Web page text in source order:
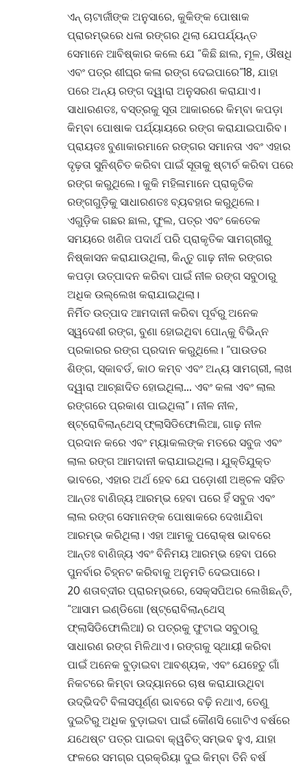
ଏନ୍ ଚାଟାର୍ଜୀଙ୍କ ଅନୁସାରେ, କୁକିଙ୍କ ପୋଷାକ
ପ୍ରାରମ୍ଭରେ ଧଳା ରଙ୍ଗର ଥିଲା ଯେପର୍ଯ୍ୟନ୍ତ
ସେମାନେ ଆବିଷ୍କାର କଲେ ଯେ “କିଛି ଛାଲ, ମୂଳ, ଔଷଧି
ଏବଂ ପତ୍ର ଶୀଘ୍ର କଳା ରଙ୍ଗ ଦେଇପାରେ”18, ଯାହା
ପରେ ଅନ୍ୟ ରଙ୍ଗ ଦ୍ୱାରା ଅନୁସରଣ କରାଯାଏ।
ସାଧାରଣତଃ, ବସ୍ତ୍ରକୁ ସୂତା ଆକାରରେ କିମ୍ବା କପଡ଼ା
କିମ୍ବା ପୋଷାକ ପର୍ଯ୍ୟାୟରେ ରଙ୍ଗ କରାଯାଇପାରିବ।
ପ୍ରାୟତଃ ବୁଣାକାରମାନେ ରଙ୍ଗର ସମାନତା ଏବଂ ଏହାର
ଦୃଢ଼ତା ସୁନିଶ୍ଚିତ କରିବା ପାଇଁ ସୂତାକୁ ଷ୍ଟାର୍ଚ କରିବା ପରେ
ରଙ୍ଗ କରୁଥିଲେ। କୁକି ମହିଳାମାନେ ପ୍ରାକୃତିକ
ରଙ୍ଗଗୁଡ଼ିକୁ ସାଧାରଣତଃ ବ୍ୟବହାର କରୁଥିଲେ।
ଏଗୁଡ଼ିକ ଗଛର ଛାଲ, ଫୁଲ, ପତ୍ର ଏବଂ କେତେକ
ସମୟରେ ଖଣିଜ ପଦାର୍ଥ ପରି ପ୍ରାକୃତିକ ସାମଗ୍ରୀରୁ
ନିଷ୍କାସନ କରାଯାଉଥିଲା, କିନ୍ତୁ ଗାଢ଼ ନୀଳ ରଙ୍ଗର
କପଡ଼ା ଉତ୍ପାଦନ କରିବା ପାଇଁ ନୀଳ ରଙ୍ଗ ସବୁଠାରୁ
ଅଧିକ ଉଲ୍ଲେଖ କରାଯାଇଥିଲା।
ନିର୍ମିତ ଉତ୍ପାଦ ଆମଦାନୀ କରିବା ପୂର୍ବରୁ ଅନେକ
ସ୍ୱଦେଶୀ ରଙ୍ଗ, ବୁଣା ହୋଇଥିବା ପୋନ୍‌କୁ ବିଭିନ୍ନ
ପ୍ରକାରର ରଙ୍ଗ ପ୍ରଦାନ କରୁଥିଲେ। “ପାଉଡର
ଶିଙ୍ଗ, ସ୍କାବର୍ଡ, କାଠ କମ୍ବ ଏବଂ ଅନ୍ୟ ସାମଗ୍ରୀ, ଲାଖ
ଦ୍ୱାରା ଆଚ୍ଛାଦିତ ହୋଇଥିଲା… ଏବଂ କଳା ଏବଂ ଲାଲ
ରଙ୍ଗରେ ପ୍ରକାଶ ପାଇଥିଲା”। ନୀଳ ନୀଳ,
ଷ୍ଟ୍ରୋବିଲାନ୍ଥେସ୍ ଫ୍ଲାସିଡିଫୋଲିଆ, ଗାଢ଼ ନୀଳ
ପ୍ରଦାନ କରେ ଏବଂ ମ୍ୟାକଲଙ୍କ ମତରେ ସବୁଜ ଏବଂ
ଲାଲ ରଙ୍ଗ ଆମଦାନୀ କରାଯାଇଥିଲା। ଯୁକ୍ତିଯୁକ୍ତ
ଭାବରେ, ଏହାର ଅର୍ଥ ହେବ ଯେ ପଡ଼ୋଶୀ ଅଞ୍ଚଳ ସହିତ
ଆନ୍ତଃ ବାଣିଜ୍ୟ ଆରମ୍ଭ ହେବା ପରେ ହିଁ ସବୁଜ ଏବଂ
ଲାଲ ରଙ୍ଗ ସେମାନଙ୍କ ପୋଷାକରେ ଦେଖାଯିବା
ଆରମ୍ଭ କରିଥିଲା। ଏହା ଆମକୁ ପରୋକ୍ଷ ଭାବରେ
ଆନ୍ତଃ ବାଣିଜ୍ୟ ଏବଂ ବିନିମୟ ଆରମ୍ଭ ହେବା ପରେ
ପୁନର୍ବାର ଚିହ୍ନଟ କରିବାକୁ ଅନୁମତି ଦେଇପାରେ।
20 ଶତାବ୍ଦୀର ପ୍ରାରମ୍ଭରେ, ସେକ୍ସପିଅର ଲେଖିଛନ୍ତି,
“ଆସାମ ଇଣ୍ଡିଗୋ (ଷ୍ଟ୍ରୋବିଲାନ୍ଥେସ୍
ଫ୍ଲାସିଡିଫୋଲିଆ) ର ପତ୍ରକୁ ଫୁଟାଇ ସବୁଠାରୁ
ସାଧାରଣ ରଙ୍ଗ ମିଳିଥାଏ। ରଙ୍ଗକୁ ସ୍ଥାୟୀ କରିବା
ପାଇଁ ଅନେକ ବୁଡ଼ାଇବା ଆବଶ୍ୟକ, ଏବଂ ଯେହେତୁ ଗାଁ
ନିକଟରେ କିମ୍ବା ଉଦ୍ୟାନରେ ଚାଷ କରାଯାଉଥିବା
ଉଦ୍ଭିଦଟି ବିଳାସପୂର୍ଣ୍ଣ ଭାବରେ ବଢ଼ି ନଥାଏ, ତେଣୁ
ଦୁଇଟିରୁ ଅଧିକ ବୁଡ଼ାଇବା ପାଇଁ କୌଣସି ଗୋଟିଏ ବର୍ଷରେ
ଯଥେଷ୍ଟ ପତ୍ର ପାଇବା କ୍ୱଚିତ୍ ସମ୍ଭବ ହୁଏ, ଯାହା
ଫଳରେ ସମଗ୍ର ପ୍ରକ୍ରିୟା ଦୁଇ କିମ୍ବା ତିନି ବର୍ଷ